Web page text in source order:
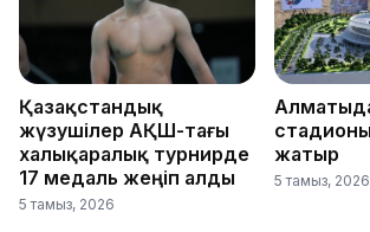
Қазақстандық
жүзушілер АҚШ-тағы
халықаралық турнирде
17 медаль жеңіп алды
5 тамыз, 2026
жатыр
5 тамыз, 2026